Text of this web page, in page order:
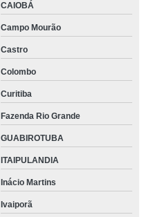
CAIOBÁ
Campo Mourão
Castro
Colombo
Curitiba
Fazenda Rio Grande
GUABIROTUBA
ITAIPULANDIA
Inácio Martins
Ivaiporã